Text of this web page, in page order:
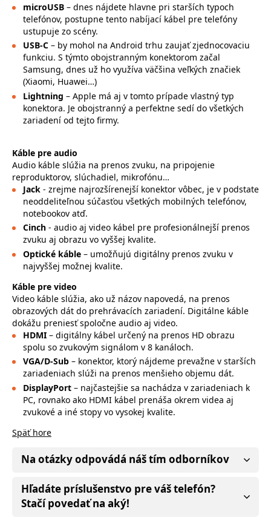
microUSB – dnes nájdete hlavne pri starších typoch
telefónov, postupne tento nabíjací kábel pre telefóny
ustupuje zo scény.
USB-C – by mohol na Android trhu zaujať zjednocovaciu
funkciu. S týmto obojstranným konektorom začal
Samsung, dnes už ho využíva väčšina veľkých značiek
(Xiaomi, Huawei…)
Lightning – Apple má aj v tomto prípade vlastný typ
konektora. Je obojstranný a perfektne sedí do všetkých
zariadení od tejto firmy.
Káble pre audio
Audio káble slúžia na prenos zvuku, na pripojenie
reproduktorov, slúchadiel, mikrofónu…
Jack - zrejme najrozšírenejší konektor vôbec, je v podstate
neoddeliteľnou súčasťou všetkých mobilných telefónov,
notebookov atď.
Cinch - audio aj video kábel pre profesionálnejší prenos
zvuku aj obrazu vo vyššej kvalite.
Optické káble – umožňujú digitálny prenos zvuku v
najvyššej možnej kvalite.
Káble pre video
Video káble slúžia, ako už názov napovedá, na prenos
obrazových dát do prehrávacích zariadení. Digitálne káble
dokážu preniesť spoločne audio aj video.
HDMI – digitálny kábel určený na prenos HD obrazu
spolu so zvukovým signálom v 8 kanáloch.
VGA/D-Sub – konektor, ktorý nájdeme prevažne v starších
zariadeniach slúži na prenos menšieho objemu dát.
DisplayPort – najčastejšie sa nachádza v zariadeniach k
PC, rovnako ako HDMI kábel prenáša okrem videa aj
zvukové a iné stopy vo vysokej kvalite.
Späť hore
Na otázky odpovádá náš tím odborníkov
Hľadáte príslušenstvo pre váš telefón?
Stačí povedať na aký!